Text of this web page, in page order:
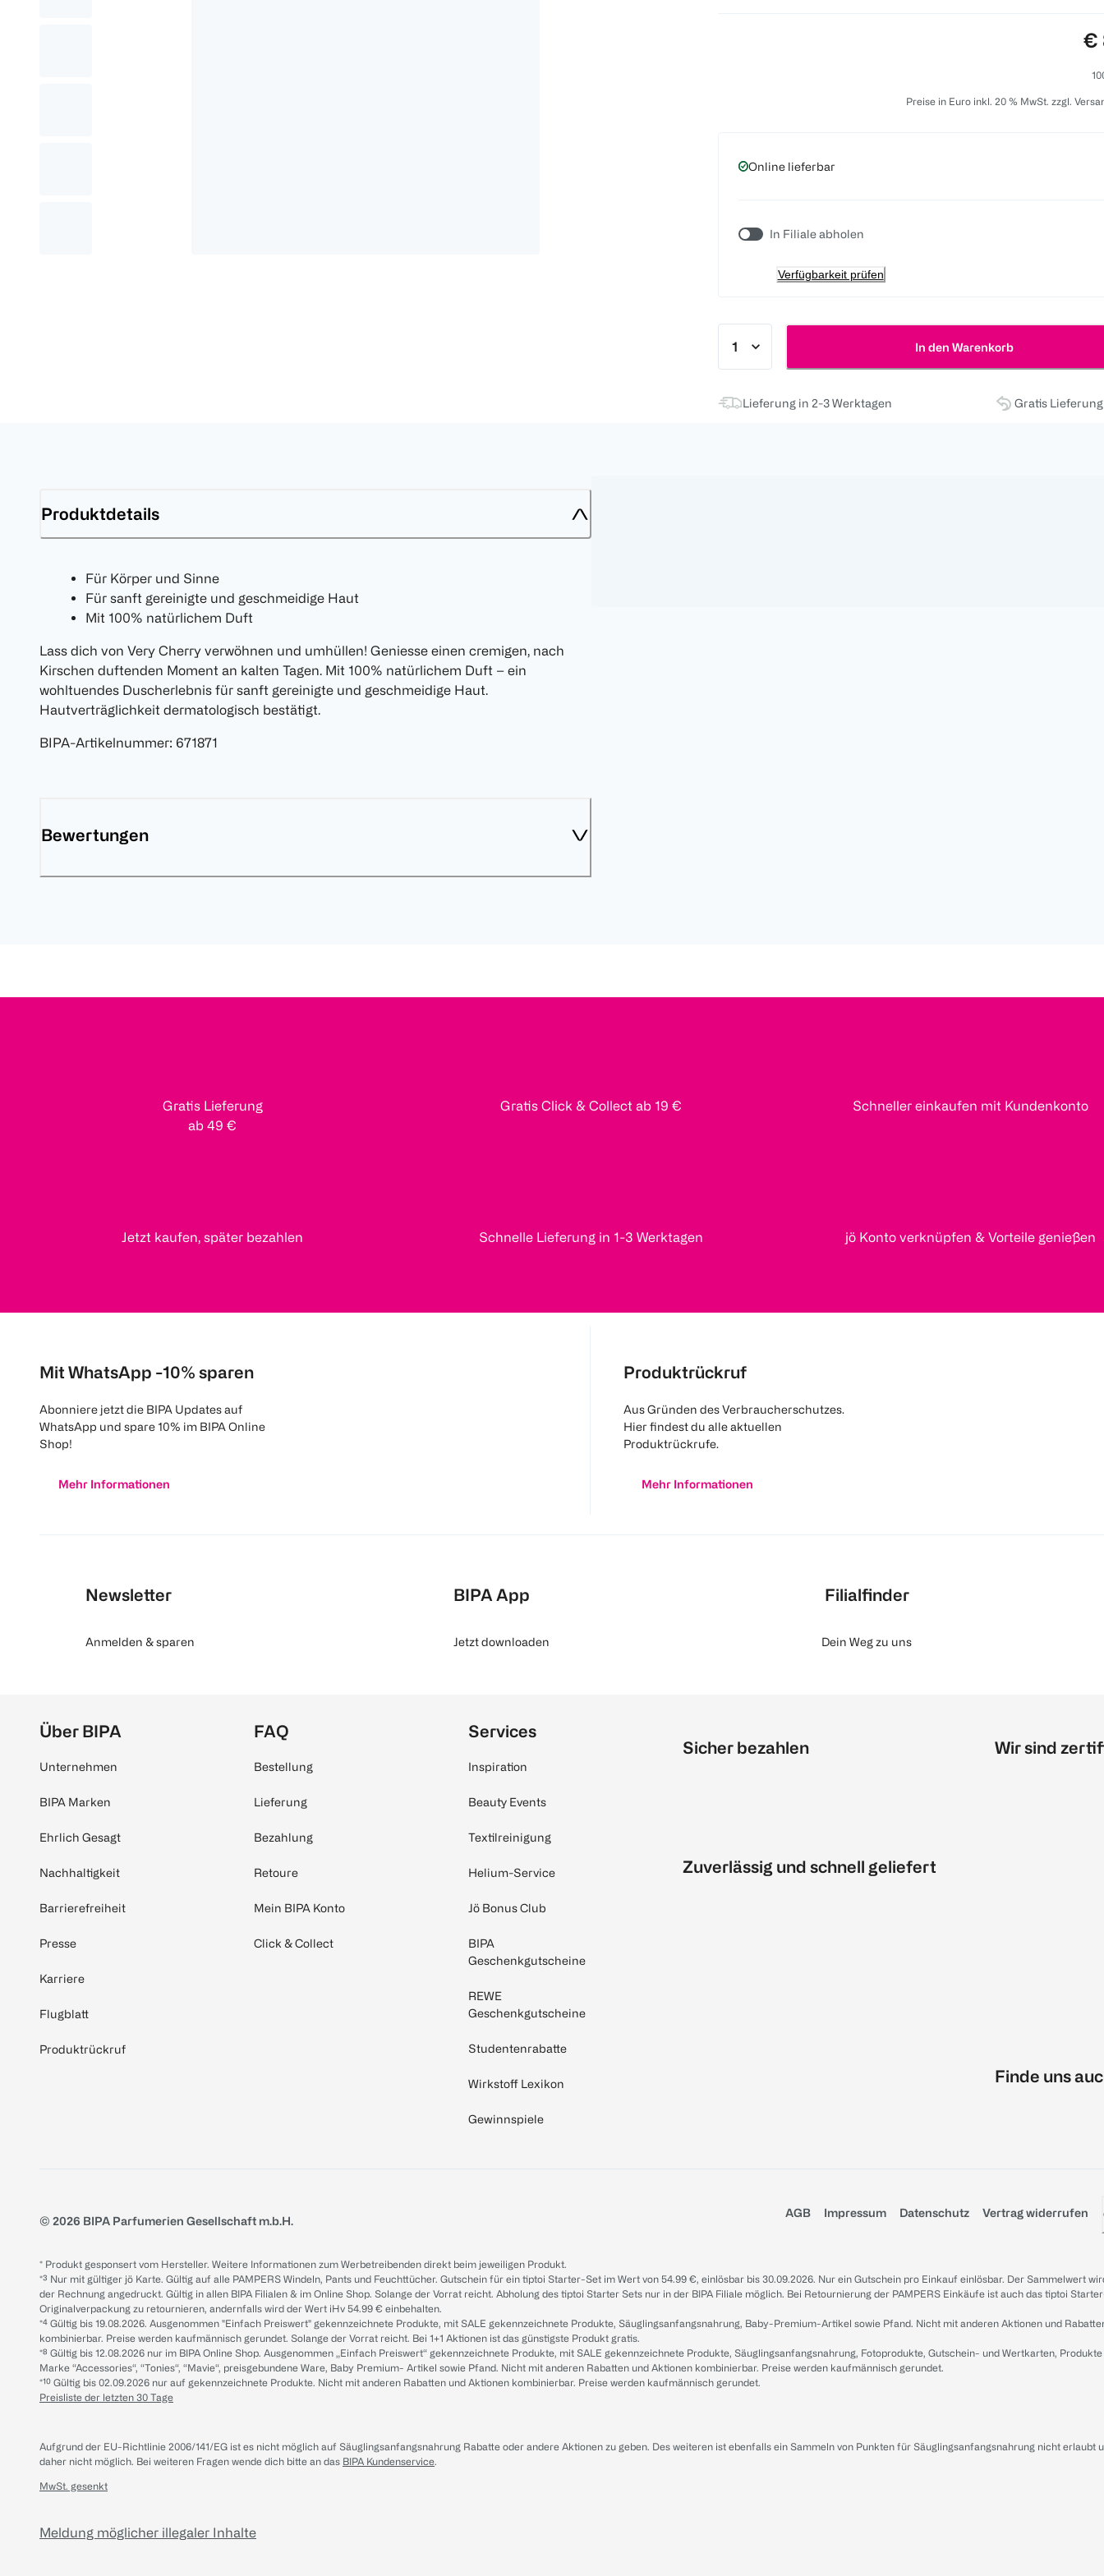
€
Preise in Euro inkl. 20 % MwSt. zzgl.
Online lieferbar
In Filiale abholen
Verfügbarkeit prüfen
In den Warenkorb
Lieferung in 2-3 Werktagen Gratis
Produktdetails
Für Körper und Sinne
Für sanft gereinigte und geschmeidige Haut
Mit 100% natürlichem Duft
Lass dich von Very Cherry verwöhnen und umhüllen! Geniesse einen cremigen, nach
Kirschen duftenden Moment an kalten Tagen. Mit 100% natürlichem Duft – ein
wohltuendes Duscherlebnis für sanft gereinigte und geschmeidige Haut.
Hautverträglichkeit dermatologisch bestätigt.
BIPA-Artikelnummer: 671871
Bewertungen
Gratis Lieferung
ab 49 €
Gratis Click & Collect ab 19 € Schneller einkaufen mit Kundenkonto
Jetzt kaufen, später bezahlen Schnelle Lieferung in 1-3 Werktagen jö Konto verknüpfen & Vorteile genießen
Mit WhatsApp -10% sparen
Abonniere jetzt die BIPA Updates auf
WhatsApp und spare 10% im BIPA Online
Shop!
Mehr Informationen
Produktrückruf
Aus Gründen des Verbraucherschutzes.
Hier findest du alle aktuellen
Produktrückrufe.
Mehr Informationen
Newsletter
Anmelden & sparen
BIPA App
Jetzt downloaden
Filialfinder
Dein Weg zu uns
Über BIPA
Unternehmen
BIPA Marken
Ehrlich Gesagt
Nachhaltigkeit
Barrierefreiheit
Presse
Karriere
Flugblatt
Produktrückruf
FAQ
Bestellung
Lieferung
Bezahlung
Retoure
Mein BIPA Konto
Click & Collect
Services
Inspiration
Beauty Events
Textilreinigung
Helium-Service
Jö Bonus Club
BIPA
Geschenkgutscheine
REWE
Geschenkgutscheine
Studentenrabatte
Wirkstoff Lexikon
Gewinnspiele
Sicher bezahlen
Zuverlässig und schnell geliefert
Wir sind
Finde uns
© 2026 BIPA Parfumerien Gesellschaft m.b.H.
AGB Impressum Datenschutz Vertrag widerrufen
* Produkt gesponsert vom Hersteller. Weitere Informationen zum Werbetreibenden direkt beim jeweiligen Produkt.
*³ Nur mit gültiger jö Karte. Gültig auf alle PAMPERS Windeln, Pants und Feuchttücher. Gutschein für ein tiptoi Starter-Set im Wert von 54.99 €, einlösbar bis 30.09.2026. Nur ein Gutschein pro Einkauf einlösbar. Der Sammelwert
der Rechnung angedruckt. Gültig in allen BIPA Filialen & im Online Shop. Solange der Vorrat reicht. Abholung des tiptoi Starter Sets nur in der BIPA Filiale möglich. Bei Retournierung der PAMPERS Einkäufe ist auch das tiptoi
Originalverpackung zu retournieren, andernfalls wird der Wert iHv 54.99 € einbehalten.
*⁴ Gültig bis 19.08.2026. Ausgenommen "Einfach Preiswert" gekennzeichnete Produkte, mit SALE gekennzeichnete Produkte, Säuglingsanfangsnahrung, Baby-Premium-Artikel sowie Pfand. Nicht mit anderen Aktionen und
kombinierbar. Preise werden kaufmännisch gerundet. Solange der Vorrat reicht. Bei 1+1 Aktionen ist das günstigste Produkt gratis.
*⁸ Gültig bis 12.08.2026 nur im BIPA Online Shop. Ausgenommen „Einfach Preiswert“ gekennzeichnete Produkte, mit SALE gekennzeichnete Produkte, Säuglingsanfangsnahrung, Fotoprodukte, Gutschein- und Wertkarten,
Marke “Accessories“, “Tonies“, “Mavie“, preisgebundene Ware, Baby Premium- Artikel sowie Pfand. Nicht mit anderen Rabatten und Aktionen kombinierbar. Preise werden kaufmännisch gerundet.
*¹⁰ Gültig bis 02.09.2026 nur auf gekennzeichnete Produkte. Nicht mit anderen Rabatten und Aktionen kombinierbar. Preise werden kaufmännisch gerundet.
Preisliste der letzten 30 Tage
Aufgrund der EU-Richtlinie 2006/141/EG ist es nicht möglich auf Säuglingsanfangsnahrung Rabatte oder andere Aktionen zu geben. Des weiteren ist ebenfalls ein Sammeln von Punkten für Säuglingsanfangsnahrung nicht erlaubt
daher nicht möglich. Bei weiteren Fragen wende dich bitte an das BIPA Kundenservice.
MwSt. gesenkt
Meldung möglicher illegaler Inhalte